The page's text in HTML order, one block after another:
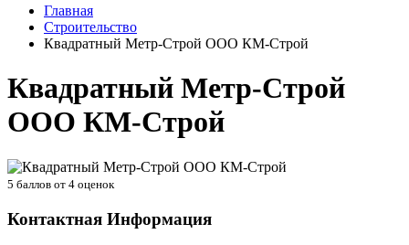
Главная
Строительство
Квадратный Метр-Строй ООО КМ-Строй
Квадратный Метр-Строй
ООО КМ-Строй
5 баллов от 4 оценок
Контактная Информация